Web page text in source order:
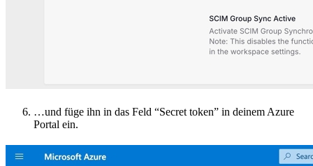
…und füge ihn in das Feld “Secret token” in deinem Azure
Portal ein.